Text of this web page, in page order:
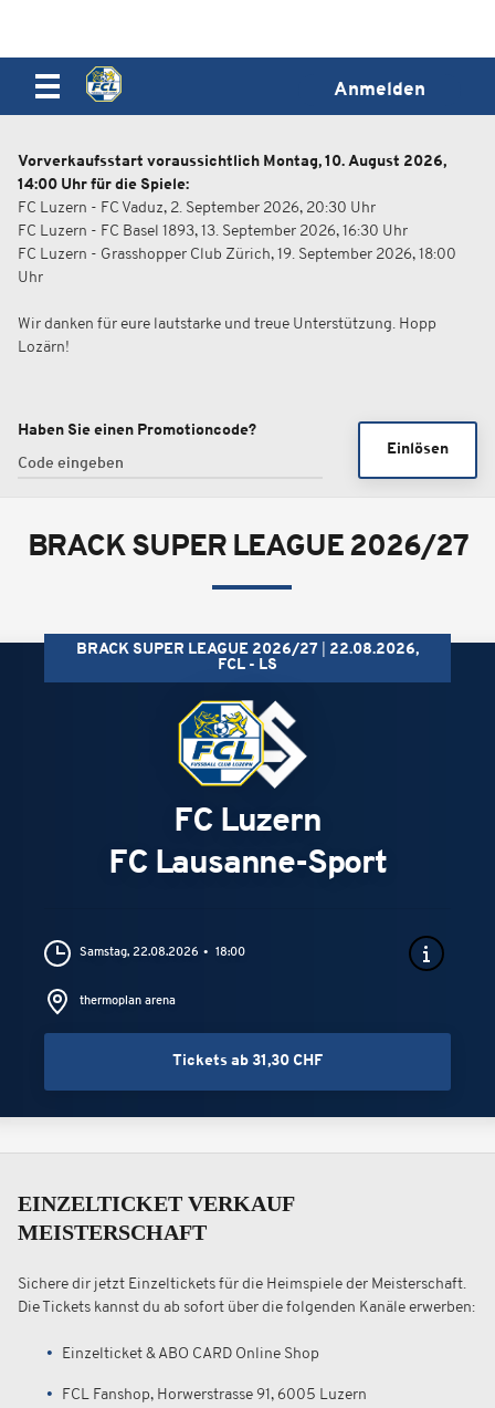
Anmelden
Vorverkaufsstart voraussichtlich Montag, 10. August 2026,
14:00 Uhr für die Spiele:
FC Luzern - FC Vaduz, 2. September 2026, 20:30 Uhr
FC Luzern - FC Basel 1893, 13. September 2026, 16:30 Uhr
FC Luzern - Grasshopper Club Zürich, 19. September 2026, 18:00
Uhr
Wir danken für eure lautstarke und treue Unterstützung. Hopp
Lozärn!
Haben Sie einen Promotioncode?
Einlösen
BRACK SUPER LEAGUE 2026/27
BRACK SUPER LEAGUE 2026/27
22.08.2026,
FCL - LS
FC Luzern
FC Lausanne-Sport
Samstag, 22.08.2026 18:00
thermoplan arena
Tickets ab 31,30 CHF
EINZELTICKET VERKAUF
MEISTERSCHAFT
Sichere dir jetzt Einzeltickets für die Heimspiele der Meisterschaft.
Die Tickets kannst du ab sofort über die folgenden Kanäle erwerben:
Einzelticket & ABO CARD Online Shop
FCL Fanshop, Horwerstrasse 91, 6005 Luzern